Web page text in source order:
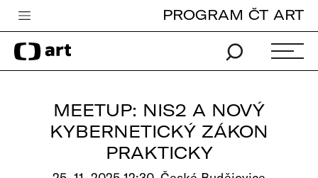
Česká televize
Zpravodajství
iVysílání
PROGRAM ČT ART
MEETUP: NIS2 A NOVÝ
KYBERNETICKÝ ZÁKON
PRAKTICKY